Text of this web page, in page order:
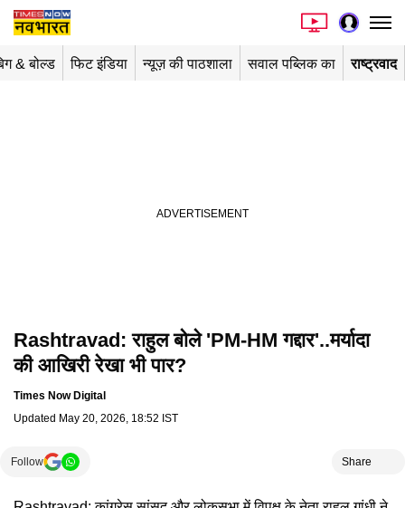
& बोल्ड फिट इंडिया न्यूज़ की पाठशाला सवाल पब्लिक का राष्ट्रवाद
Rashtravad: राहुल बोले 'PM-HM गद्दार'..मर्यादा
की आखिरी रेखा भी पार?
Times Now Digital
Updated May 20, 2026, 18:52 IST
Follow Share